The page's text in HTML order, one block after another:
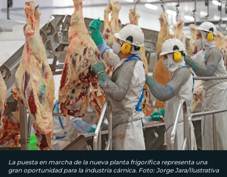
La puesta en marcha de la nueva planta frigorífica representa una
gran oportunidad para la industria cárnica. Foto: Jorge Jara/Ilustrativa